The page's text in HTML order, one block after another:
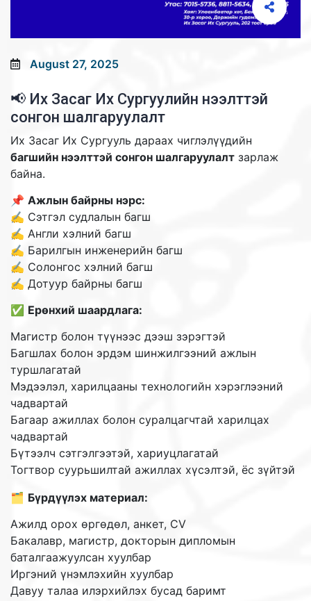
August 27, 2025
📢 Их Засаг Их Сургуулийн нээлттэй
сонгон шалгаруулалт
Их Засаг Их Сургууль дараах чиглэлүүдийн
багшийн нээлттэй сонгон шалгаруулалт зарлаж
байна.
📌 Ажлын байрны нэрс:
✍ Сэтгэл судлалын багш
✍ Англи хэлний багш
✍ Барилгын инженерийн багш
✍ Солонгос хэлний багш
✍ Дотуур байрны багш
✅ Ерөнхий шаардлага:
Магистр болон түүнээс дээш зэрэгтэй
Багшлах болон эрдэм шинжилгээний ажлын
туршлагатай
Мэдээлэл, харилцааны технологийн хэрэглээний
чадвартай
Багаар ажиллах болон суралцагчтай харилцах
чадвартай
Бүтээлч сэтгэлгээтэй, хариуцлагатай
Тогтвор суурьшилтай ажиллах хүсэлтэй, ёс зүйтэй
🗂 Бүрдүүлэх материал:
Ажилд орох өргөдөл, анкет, CV
Бакалавр, магистр, докторын дипломын
баталгаажуулсан хуулбар
Иргэний үнэмлэхийн хуулбар
Давуу талаа илэрхийлэх бусад баримт